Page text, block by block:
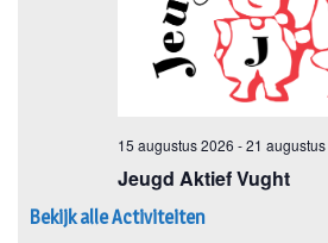
Bekijk alle Activiteiten